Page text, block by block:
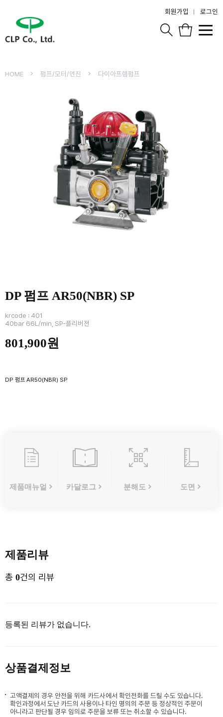
회원가입 로그인
HOME 펌프/모터/엔진 다이아프램펌프
DP 펌프 AR50(NBR) SP
krcode : 401
40bar 66L/min, SP-플리버젼
801,900원
DP 펌프 AR50(NBR) SP
제품매뉴얼 카달로그 분해도 도면
제품리뷰
총 0건의 리뷰
등록된 리뷰가 없습니다.
상품결제정보
고액결제의 경우 안전을 위해 카드사에서 확인전화를 드릴 수도 있습니다.
확인과정에서 도난 카드의 사용이나 타인 명의의 주문 등 정상적인 주문이
아니라고 판단될 경우 임의로 주문을 보류 또는 취소할 수 있습니다.